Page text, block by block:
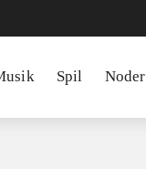
Spil Noder